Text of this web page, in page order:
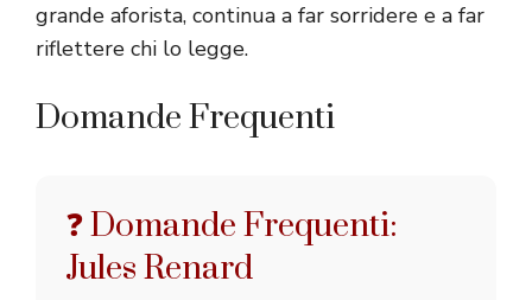
grande aforista, continua a far sorridere e a far
riflettere chi lo legge.
Domande Frequenti
❓ Domande Frequenti:
Jules Renard